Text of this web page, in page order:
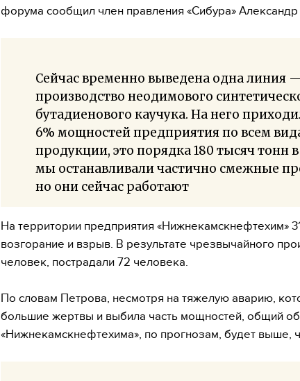
форума сообщил член правления «Сибура» Александр
Сейчас временно выведена одна линия
производство неодимового
бутадиенового каучука. На него
6% мощностей предприятия по всем
продукции, это порядка 180 тысяч тонн
мы останавливали частично смежные
но они сейчас работают
На территории предприятия «Нижнекамскнефтехим»
возгорание и взрыв. В результате чрезвычайного
человек, пострадали 72 человека.
По словам Петрова, несмотря на тяжелую аварию,
большие жертвы и выбила часть мощностей, общий
«Нижнекамскнефтехима», по прогнозам, будет выше,